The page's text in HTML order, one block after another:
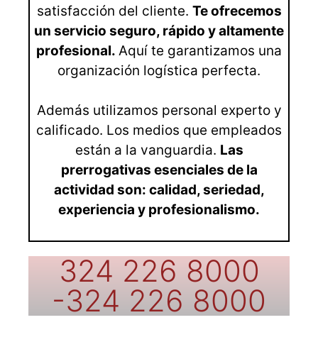
satisfacción del cliente. Te ofrecemos
un servicio seguro, rápido y altamente
profesional. Aquí te garantizamos una
organización logística perfecta.
Además utilizamos personal experto y
calificado. Los medios que empleados
están a la vanguardia. Las
prerrogativas esenciales de la
actividad son: calidad, seriedad,
experiencia y profesionalismo.
324 226 8000
-324 226 8000